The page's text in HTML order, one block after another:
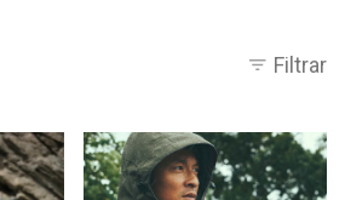
Filtrar